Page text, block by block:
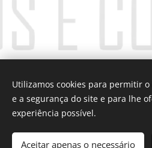
Rua União Piedense n57-
Cookies
Utilizamos cookies para permitir
e a segurança do site e para lhe
experiência possível.
Aceitar apenas o necessário